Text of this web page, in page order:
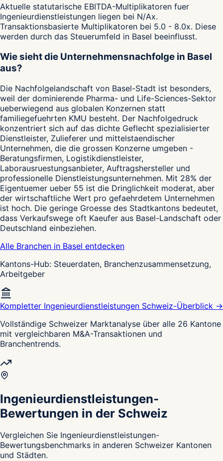
Aktuelle statutarische EBITDA-Multiplikatoren fuer
Ingenieurdienstleistungen liegen bei N/Ax.
Transaktionsbasierte Multiplikatoren bei 5.0 - 8.0x. Diese
werden durch das Steuerumfeld in Basel beeinflusst.
Wie sieht die Unternehmensnachfolge in Basel
aus?
Die Nachfolgelandschaft von Basel-Stadt ist besonders,
weil der dominierende Pharma- und Life-Sciences-Sektor
ueberwiegend aus globalen Konzernen statt
familiegefuehrten KMU besteht. Der Nachfolgedruck
konzentriert sich auf das dichte Geflecht spezialisierter
Dienstleister, Zulieferer und mittelstaendischer
Unternehmen, die die grossen Konzerne umgeben -
Beratungsfirmen, Logistikdienstleister,
Laborausruestungsanbieter, Auftragshersteller und
professionelle Dienstleistungsunternehmen. Mit 28% der
Eigentuemer ueber 55 ist die Dringlichkeit moderat, aber
der wirtschaftliche Wert pro gefaehrdetem Unternehmen
ist hoch. Die geringe Groesse des Stadtkantons bedeutet,
dass Verkaufswege oft Kaeufer aus Basel-Landschaft oder
Deutschland einbeziehen.
Alle Branchen in Basel entdecken
Kantons-Hub: Steuerdaten, Branchenzusammensetzung,
Arbeitgeber
Kompletter Ingenieurdienstleistungen Schweiz-Überblick →
Vollständige Schweizer Marktanalyse über alle 26 Kantone
mit vergleichbaren M&A-Transaktionen und
Branchentrends.
Ingenieurdienstleistungen-
Bewertungen in der Schweiz
Vergleichen Sie Ingenieurdienstleistungen-
Bewertungsbenchmarks in anderen Schweizer Kantonen
und Städten.